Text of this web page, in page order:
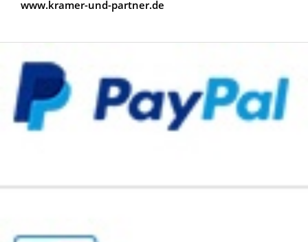
www.kramer-und-partner.de